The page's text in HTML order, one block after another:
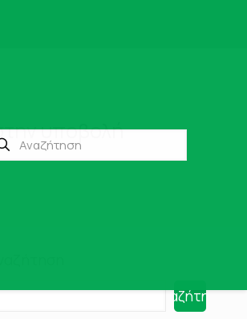
υποβολή
Αναζήτηση